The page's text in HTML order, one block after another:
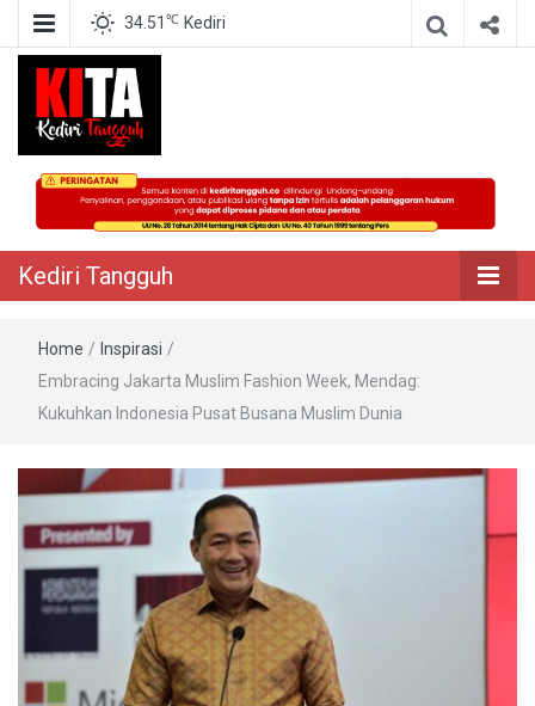
34.51 ℃ Kediri
Kediri Tangguh
Berita Akurat Terpercaya
Kediri Tangguh
Home / Inspirasi /
Embracing Jakarta Muslim Fashion Week, Mendag:
Kukuhkan Indonesia Pusat Busana Muslim Dunia